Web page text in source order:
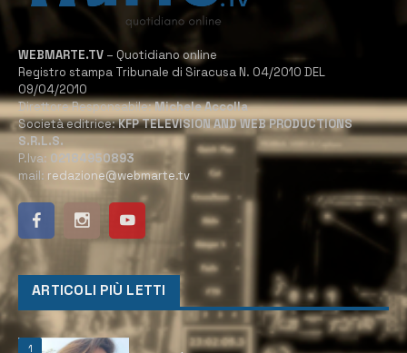
WEBMARTE.TV – Quotidiano online
Registro stampa Tribunale di Siracusa N. 04/2010 DEL
09/04/2010
Direttore Responsabile:Michele Accolla
Società editrice:KFP TELEVISION AND WEB PRODUCTIONS
S.R.L.S.
P.Iva: 02184950893
mail: redazione@webmarte.tv
ARTICOLI PIÙ LETTI
1